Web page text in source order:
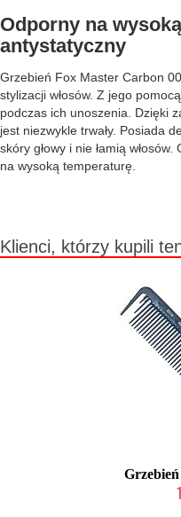
Odporny na
antystatyczny
Grzebień Fox Master Carbon
stylizacji włosów. Z jego
podczas ich unoszenia. Dzięki
jest niezwykle trwały. Posiada
skóry głowy i nie łamią
na wysoką temperaturę.
Klienci, którzy kupili